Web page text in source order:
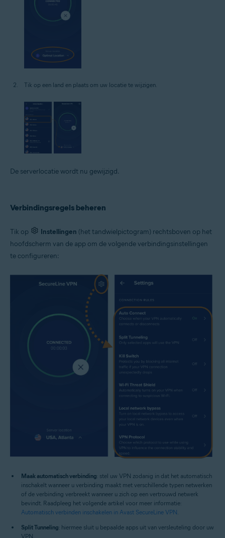
Tik op een land en plaats om uw locatie te wijzigen.
De serverlocatie wordt nu gewijzigd.
Verbindingsregels beheren
Tik op Instellingen (het tandwielpictogram) rechtsboven op het
hoofdscherm van de app om de volgende verbindingsinstellingen
te configureren:
Maak automatisch verbinding: stel uw VPN zodanig in dat het automatisch
inschakelt wanneer u verbinding maakt met verschillende typen netwerken
of de verbinding verbreekt wanneer u zich op een vertrouwd netwerk
bevindt. Raadpleeg het volgende artikel voor meer informatie:
Automatisch verbinden inschakelen in Avast SecureLine VPN
Split Tunneling: hiermee sluit u bepaalde apps uit van versleuteling door uw
VPN.